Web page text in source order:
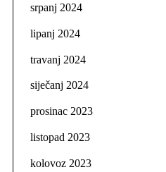
srpanj 2024
lipanj 2024
travanj 2024
siječanj 2024
prosinac 2023
listopad 2023
kolovoz 2023